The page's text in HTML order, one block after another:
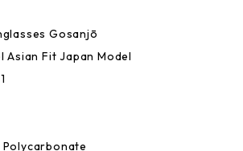
Gosanjō
Asian Fit Japan Model
Polycarbonate